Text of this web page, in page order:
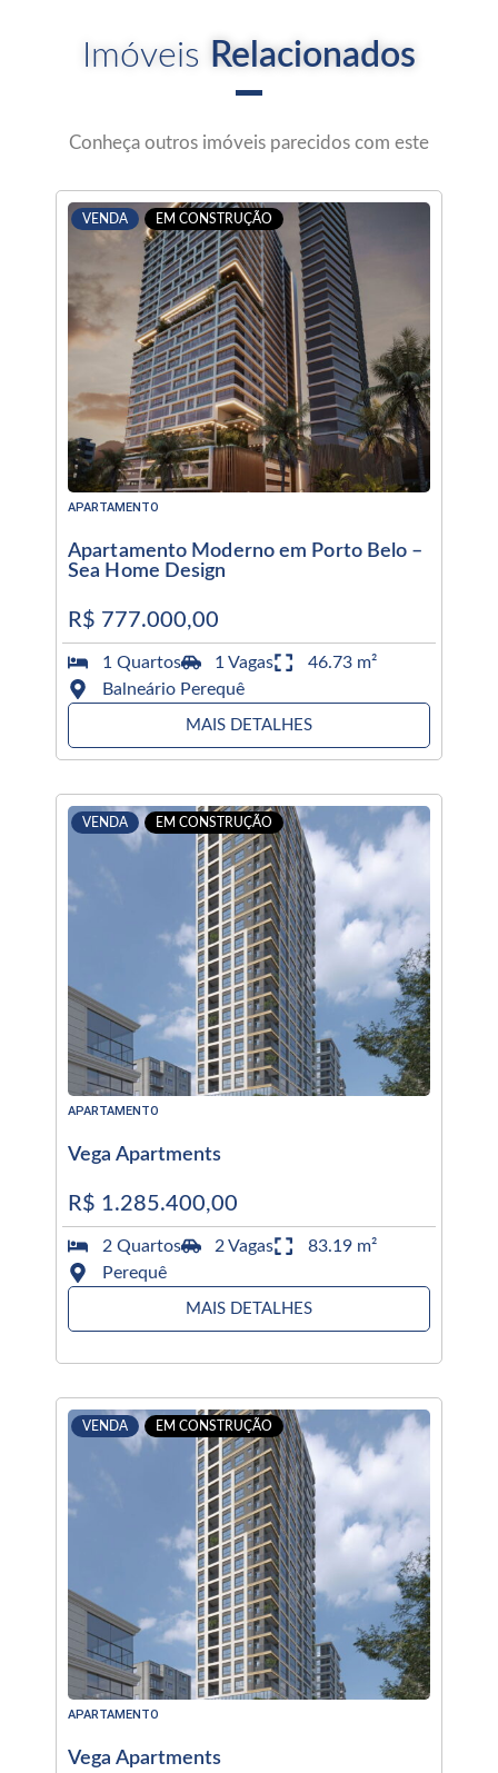
Imóveis Relacionados
Conheça outros imóveis parecidos com este
APARTAMENTO
Apartamento Moderno em Porto Belo –
Sea Home Design
R$ 777.000,00
1 Quartos 1 Vagas
46.73 m²
Balneário Perequê
MAIS DETALHES
VENDA EM CONSTRUÇÃO
APARTAMENTO
Vega Apartments
R$ 1.285.400,00
2 Quartos 2 Vagas
83.19 m²
Perequê
MAIS DETALHES
VENDA EM CONSTRUÇÃO
APARTAMENTO
Vega Apartments
VENDA EM CONSTRUÇÃO